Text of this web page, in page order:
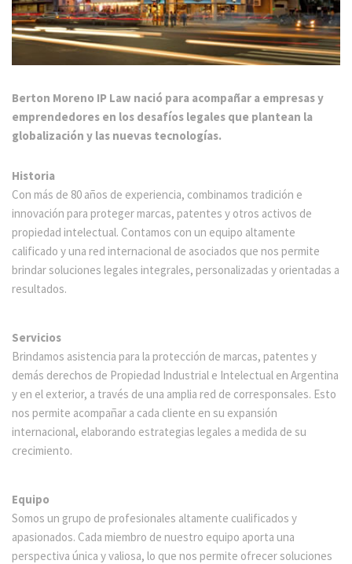
Berton Moreno IP Law nació para acompañar a empresas y
emprendedores en los desafíos legales que plantean la
globalización y las nuevas tecnologías.
Historia
Con más de 80 años de experiencia, combinamos tradición e
innovación para proteger marcas, patentes y otros activos de
propiedad intelectual. Contamos con un equipo altamente
calificado y una red internacional de asociados que nos permite
brindar soluciones legales integrales, personalizadas y orientadas a
resultados.
Servicios
Brindamos asistencia para la protección de marcas, patentes y
demás derechos de Propiedad Industrial e Intelectual en Argentina
y en el exterior, a través de una amplia red de corresponsales. Esto
nos permite acompañar a cada cliente en su expansión
internacional, elaborando estrategias legales a medida de su
crecimiento.
Equipo
Somos un grupo de profesionales altamente cualificados y
apasionados. Cada miembro de nuestro equipo aporta una
perspectiva única y valiosa, lo que nos permite ofrecer soluciones